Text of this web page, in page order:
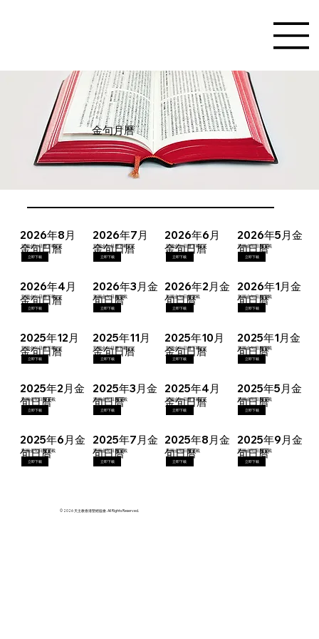
金句月曆
2026年8月
金句日曆
彩圖金句日曆下載
立即下載
2026年7月
金句日曆
彩圖金句日曆下載
立即下載
2026年6月
金句日曆
彩圖金句日曆下載
立即下載
2026年5月金
句日曆
彩圖金句日曆下載
立即下載
2026年4月
金句日曆
彩圖金句日曆下載
立即下載
2026年3月金
句日曆
彩圖金句日曆下載
立即下載
2026年2月金
句日曆
彩圖金句日曆下載
立即下載
2026年1月金
句日曆
彩圖金句日曆下載
立即下載
2025年12月
金句日曆
彩圖金句日曆下載
立即下載
2025年11月
金句日曆
彩圖金句日曆下載
立即下載
2025年10月
金句日曆
彩圖金句日曆下載
立即下載
2025年1月金
句日曆
彩圖金句日曆下載
立即下載
2025年2月金
句日曆
彩圖金句日曆下載
立即下載
2025年3月金
句日曆
彩圖金句日曆下載
立即下載
2025年4月
金句日曆
彩圖金句日曆下載
立即下載
2025年5月金
句日曆
彩圖金句日曆下載
立即下載
2025年6月金
句日曆
彩圖金句日曆下載
立即下載
2025年7月金
句日曆
彩圖金句日曆下載
立即下載
2025年8月金
句日曆
彩圖金句日曆下載
立即下載
2025年9月金
句日曆
彩圖金句日曆下載
立即下載
© 2026 天主教香港聖經協會. All Rights Reserved.